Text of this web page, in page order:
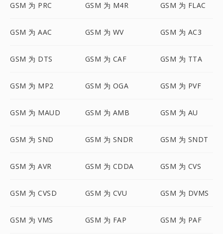
GSM 为 PRC GSM 为 M4R GSM 为 FLAC
GSM 为 AAC GSM 为 WV GSM 为 AC3
GSM 为 DTS GSM 为 CAF GSM 为 TTA
GSM 为 MP2 GSM 为 OGA GSM 为 PVF
GSM 为 MAUD GSM 为 AMB GSM 为 AU
GSM 为 SND GSM 为 SNDR GSM 为 SNDT
GSM 为 AVR GSM 为 CDDA GSM 为 CVS
GSM 为 CVSD GSM 为 CVU GSM 为 DVMS
GSM 为 VMS GSM 为 FAP GSM 为 PAF